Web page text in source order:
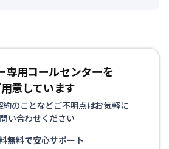
専用コールセンターを
意しています
約のことなどご不明点はお気軽に
い合わせください
無料で安心サポート